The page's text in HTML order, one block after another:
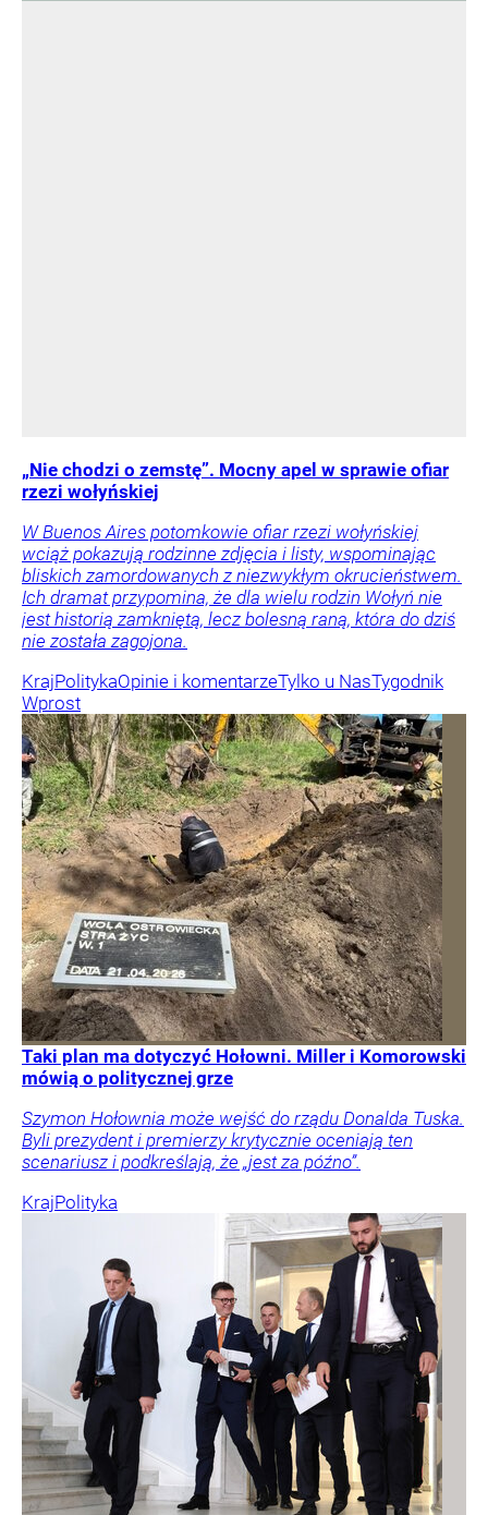
„Nie chodzi o zemstę”. Mocny apel w sprawie ofiar
rzezi wołyńskiej
W Buenos Aires potomkowie ofiar rzezi wołyńskiej
wciąż pokazują rodzinne zdjęcia i listy, wspominając
bliskich zamordowanych z niezwykłym okrucieństwem.
Ich dramat przypomina, że dla wielu rodzin Wołyń nie
jest historią zamkniętą, lecz bolesną raną, która do dziś
nie została zagojona.
KrajPolitykaOpinie i komentarzeTylko u NasTygodnik
Wprost
Taki plan ma dotyczyć Hołowni. Miller i Komorowski
mówią o politycznej grze
Szymon Hołownia może wejść do rządu Donalda Tuska.
Byli prezydent i premierzy krytycznie oceniają ten
scenariusz i podkreślają, że „jest za późno”.
KrajPolityka